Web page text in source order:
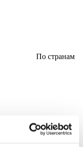
По странам